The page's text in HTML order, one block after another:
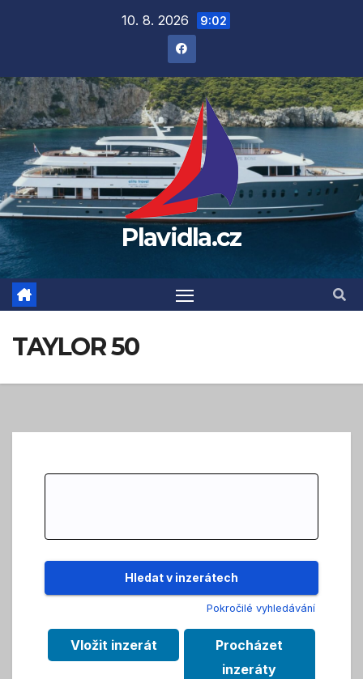
10. 8. 2026 9:02
Plavidla.cz
TAYLOR 50
Pokročilé vyhledávání
Vložit inzerát
Procházet
inzeráty